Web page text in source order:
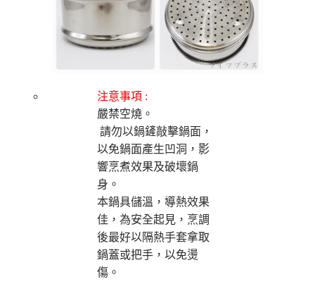
注意事項 :
嚴禁空燒。
請勿以鍋鏟敲擊鍋面，
以免鍋面產生凹洞，影
響烹煮效果及破壞鍋
身。
本鍋具儲溫，導熱效果
佳，為安全起見，烹調
後最好以隔熱手套拿取
鍋蓋或把手，以免燙
傷。